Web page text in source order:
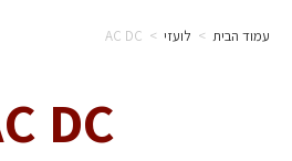
עמוד הבית > לועזי >
AC DC
DC